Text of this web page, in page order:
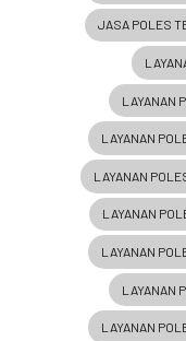
JASA POLES
LAYANAN
LAYANAN
LAYANAN
LAYANAN
LAYANAN
LAYANAN
LAYANAN